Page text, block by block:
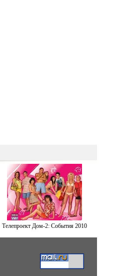
Телепроект Дом-2: События 2010